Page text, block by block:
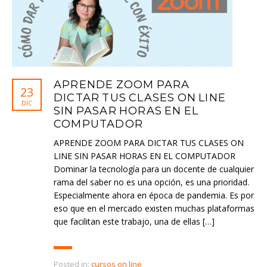
23
DIC
APRENDE ZOOM PARA
DICTAR TUS CLASES ON LINE
SIN PASAR HORAS EN EL
COMPUTADOR
APRENDE ZOOM PARA DICTAR TUS CLASES ON
LINE SIN PASAR HORAS EN EL COMPUTADOR
Dominar la tecnología para un docente de cualquier
rama del saber no es una opción, es una prioridad.
Especialmente ahora en época de pandemia. Es por
eso que en el mercado existen muchas plataformas
que facilitan este trabajo, una de ellas […]
Posted in: cursos on line